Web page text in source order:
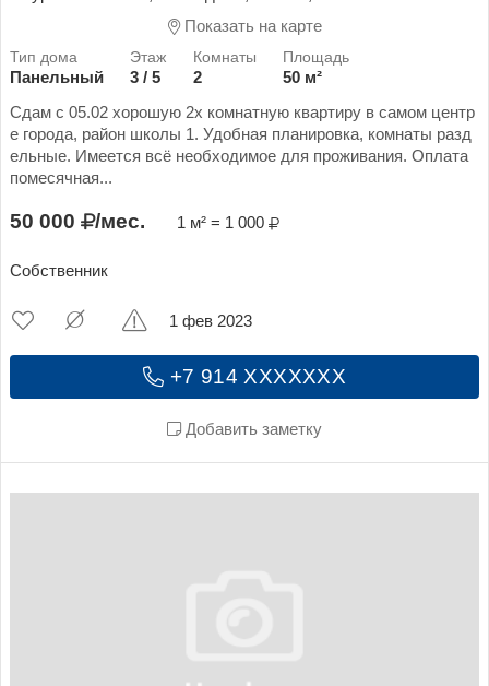
Показать на карте
Панельный 3 / 5 2
50 м²
Сдам с 05.02 хорошую 2х комнатную квартиру в самом центр
е города, район школы 1. Удобная планировка, комнаты разд
ельные. Имеется всё необходимое для проживания. Оплата
помесячная...
50 000 /мес. 1 м² = 1 000
Собственник
+7 914 XXXXXXX
Добавить заметку
1 фев 2023